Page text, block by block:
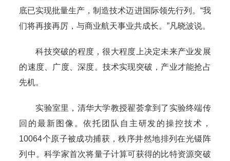
底已实现批量生产，制造技术迈进国际领先行列。“我
们将再接再厉，与商业航天事业共成长。”凡晓波说。
科技突破的程度，很大程度上决定未来产业发展
的速度、广度、深度。技术实现突破，产业才能抢占
先机。
实验室里，清华大学教授翟荟拿到了实验终端传
回的最新图像。依托团队自主研发的操控技术，
10064个原子被成功捕获，秩序井然地排列在光镊阵
列中。科学家首次将量子计算可获得的比特资源突破